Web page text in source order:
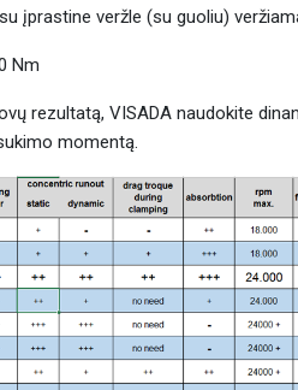
įprastine veržle (su guoliu)
Nm
rezultatą, VISADA naudokite
momentą.